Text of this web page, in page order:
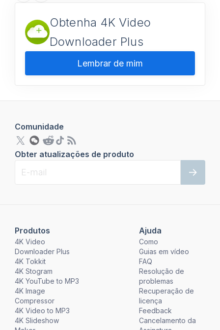
Obtenha 4K Video
Downloader Plus
Lembrar de mim
Produtos
4K Video
Downloader Plus
4K Tokkit
4K Stogram
4K YouTube to MP3
4K Image
Compressor
4K Video to MP3
4K Slideshow
Ajuda
Como
Guias em vídeo
FAQ
Resolução de
problemas
Recuperação de
licença
Feedback
Cancelamento da
Comunidade
Obter atualizações de produto